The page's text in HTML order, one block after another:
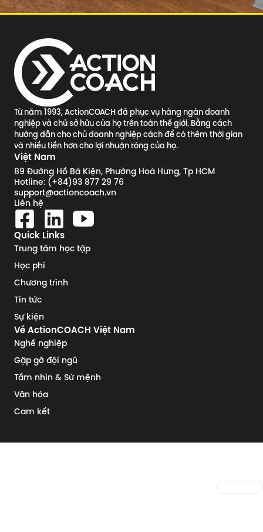
Từ năm 1993, ActionCOACH đã phục vụ hàng ngàn doanh
nghiệp và chủ sở hữu của họ trên toàn thế giới. Bằng cách
hướng dẫn cho chủ doanh nghiệp cách để có thêm thời gian
và nhiều tiền hơn cho lợi nhuận ròng của họ.
Việt Nam
89 Đường Hồ Bá Kiện, Phường Hoà Hưng, Tp HCM
Hotline: (+84)93 877 29 76
support@actioncoach.vn
Liên hệ
Quick Links
Trung tâm học tập
Học phí
Chương trình
Tin tức
Sự kiện
Về ActionCOACH Việt Nam
Nghề nghiệp
Gặp gỡ đội ngũ
Tầm nhìn & Sứ mệnh
Văn hóa
Cam kết